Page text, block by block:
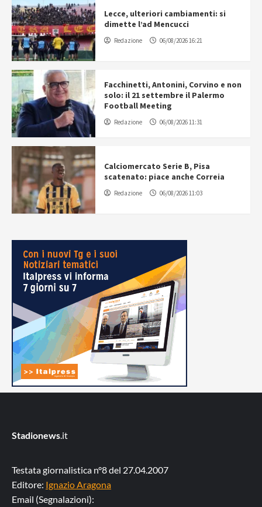
Lecce, ulteriori cambiamenti: si
dimette l’ad Mencucci
Redazione 06/08/2026 16:21
Facchinetti, Antonini, Corvino e non
solo: il 21 settembre il Palermo
Football Meeting
Redazione 06/08/2026 11:31
Calciomercato Serie B, Pisa
scatenato: piace anche Correia
Redazione 06/08/2026 11:03
Stadionews.it
Testata giornalistica n°8 del 27.04.2007
Editore: Ignazio Aragona
Email (Segnalazioni):